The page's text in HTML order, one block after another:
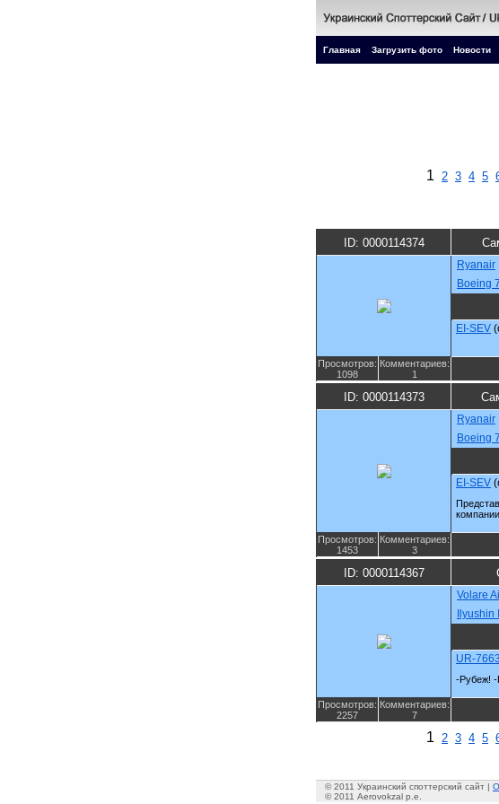
Главная Загрузить фото Новости
1 2 3 4 5
ID: 0000114374
Ryanair
Boeing
EI-SEV
Просмотров:
1098
Комментариев:
1
ID: 0000114373
Ryanair
Boeing
EI-SEV
Просмотров:
1453
Комментариев:
3
ID: 0000114367
Volare
Ilyushin
UR-
-Рубеж!
Просмотров:
2257
Комментариев:
7
1 2 3 4 5
© 2011 Украинский споттерский сайт |
© 2011 Aerovokzal p.e.